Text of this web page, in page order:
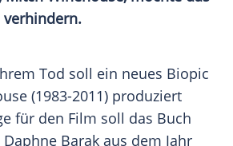
verhindern.
Tod soll ein neues Biopic
(1983-2011) produziert
für den Film soll das Buch
Daphne Barak aus dem Jahr